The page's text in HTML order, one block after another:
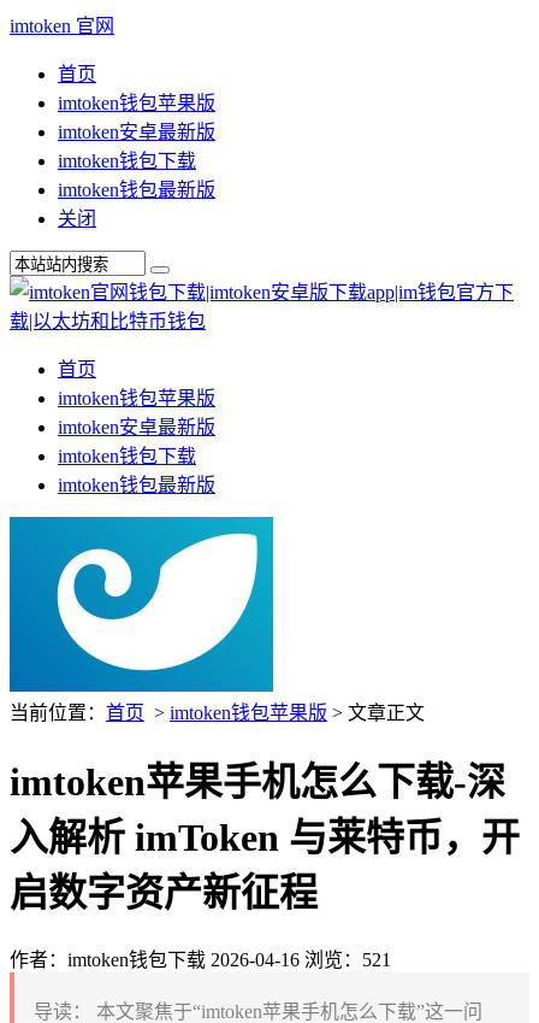
imtoken 官网
首页
imtoken钱包苹果版
imtoken安卓最新版
imtoken钱包下载
imtoken钱包最新版
关闭
首页
imtoken钱包苹果版
imtoken安卓最新版
imtoken钱包下载
imtoken钱包最新版
当前位置： 首页 > imtoken钱包苹果版 > 文章正文
imtoken苹果手机怎么下载-深
入解析 imToken 与莱特币，开
启数字资产新征程
作者：imtoken钱包下载 2026-04-16 浏览：521
导读：
本文聚焦于“imtoken苹果手机怎么下载”这一问